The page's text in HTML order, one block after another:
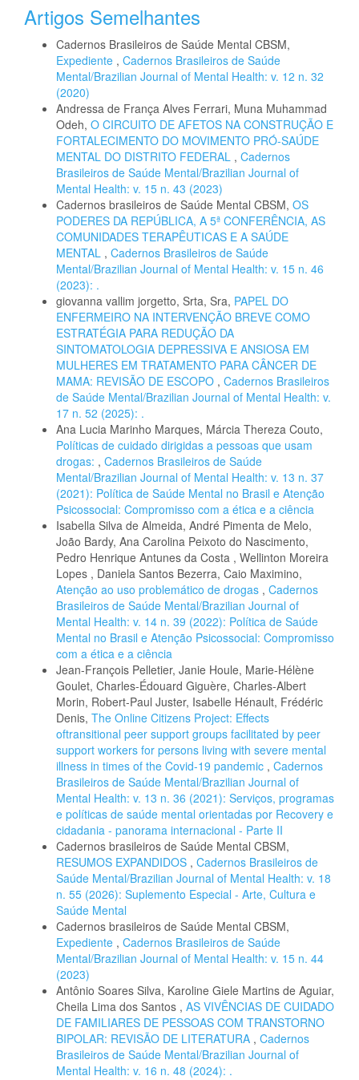
Artigos Semelhantes
Cadernos Brasileiros de Saúde Mental CBSM,
Expediente , Cadernos Brasileiros de Saúde
Mental/Brazilian Journal of Mental Health: v. 12 n. 32
(2020)
Andressa de França Alves Ferrari, Muna Muhammad
Odeh, O CIRCUITO DE AFETOS NA CONSTRUÇÃO E
FORTALECIMENTO DO MOVIMENTO PRÓ-SAÚDE
MENTAL DO DISTRITO FEDERAL , Cadernos
Brasileiros de Saúde Mental/Brazilian Journal of
Mental Health: v. 15 n. 43 (2023)
Cadernos brasileiros de Saúde Mental CBSM, OS
PODERES DA REPÚBLICA, A 5ª CONFERÊNCIA, AS
COMUNIDADES TERAPÊUTICAS E A SAÚDE
MENTAL , Cadernos Brasileiros de Saúde
Mental/Brazilian Journal of Mental Health: v. 15 n. 46
(2023): .
giovanna vallim jorgetto, Srta, Sra, PAPEL DO
ENFERMEIRO NA INTERVENÇÃO BREVE COMO
ESTRATÉGIA PARA REDUÇÃO DA
SINTOMATOLOGIA DEPRESSIVA E ANSIOSA EM
MULHERES EM TRATAMENTO PARA CÂNCER DE
MAMA: REVISÃO DE ESCOPO , Cadernos Brasileiros
de Saúde Mental/Brazilian Journal of Mental Health: v.
17 n. 52 (2025): .
Ana Lucia Marinho Marques, Márcia Thereza Couto,
Políticas de cuidado dirigidas a pessoas que usam
drogas: , Cadernos Brasileiros de Saúde
Mental/Brazilian Journal of Mental Health: v. 13 n. 37
(2021): Política de Saúde Mental no Brasil e Atenção
Psicossocial: Compromisso com a ética e a ciência
Isabella Silva de Almeida, André Pimenta de Melo,
João Bardy, Ana Carolina Peixoto do Nascimento,
Pedro Henrique Antunes da Costa , Wellinton Moreira
Lopes , Daniela Santos Bezerra, Caio Maximino,
Atenção ao uso problemático de drogas , Cadernos
Brasileiros de Saúde Mental/Brazilian Journal of
Mental Health: v. 14 n. 39 (2022): Política de Saúde
Mental no Brasil e Atenção Psicossocial: Compromisso
com a ética e a ciência
Jean-François Pelletier, Janie Houle, Marie-Hélène
Goulet, Charles-Édouard Giguère, Charles-Albert
Morin, Robert-Paul Juster, Isabelle Hénault, Frédéric
Denis, The Online Citizens Project: Effects
oftransitional peer support groups facilitated by peer
support workers for persons living with severe mental
illness in times of the Covid-19 pandemic , Cadernos
Brasileiros de Saúde Mental/Brazilian Journal of
Mental Health: v. 13 n. 36 (2021): Serviços, programas
e políticas de saúde mental orientadas por Recovery e
cidadania - panorama internacional - Parte II
Cadernos brasileiros de Saúde Mental CBSM,
RESUMOS EXPANDIDOS , Cadernos Brasileiros de
Saúde Mental/Brazilian Journal of Mental Health: v. 18
n. 55 (2026): Suplemento Especial - Arte, Cultura e
Saúde Mental
Cadernos brasileiros de Saúde Mental CBSM,
Expediente , Cadernos Brasileiros de Saúde
Mental/Brazilian Journal of Mental Health: v. 15 n. 44
(2023)
Antônio Soares Silva, Karoline Giele Martins de Aguiar,
Cheila Lima dos Santos , AS VIVÊNCIAS DE CUIDADO
DE FAMILIARES DE PESSOAS COM TRANSTORNO
BIPOLAR: REVISÃO DE LITERATURA , Cadernos
Brasileiros de Saúde Mental/Brazilian Journal of
Mental Health: v. 16 n. 48 (2024): .